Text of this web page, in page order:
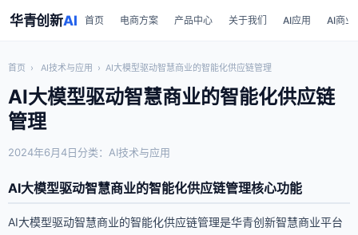
华青创新AI 首页 电商方案 产品中心 关于我们 AI应用 AI商业
首页 › AI技术与应用 › AI大模型驱动智慧商业的智能化供应链管理
AI大模型驱动智慧商业的智能化供应链
管理
2024年6月4日分类：AI技术与应用
AI大模型驱动智慧商业的智能化供应链管理核心功能
AI大模型驱动智慧商业的智能化供应链管理是华青创新智慧商业平台